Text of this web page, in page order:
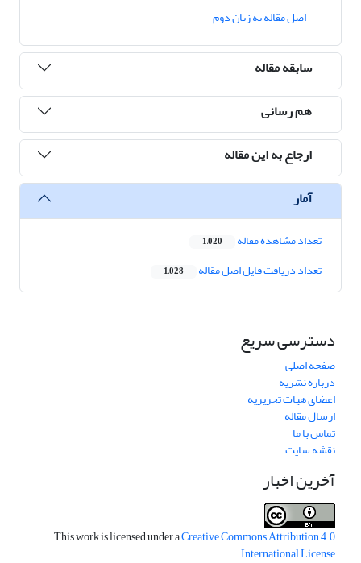
اصل مقاله به زبان دوم
سابقه مقاله
هم رسانی
ارجاع به این مقاله
آمار
تعداد مشاهده مقاله 1,020
تعداد دریافت فایل اصل مقاله 1,028
دسترسی سریع
صفحه اصلی
درباره نشریه
اعضای هیات تحریریه
ارسال مقاله
تماس با ما
نقشه سایت
آخرین اخبار
This work is licensed under aCreative Commons Attribution 4.0
International License
.